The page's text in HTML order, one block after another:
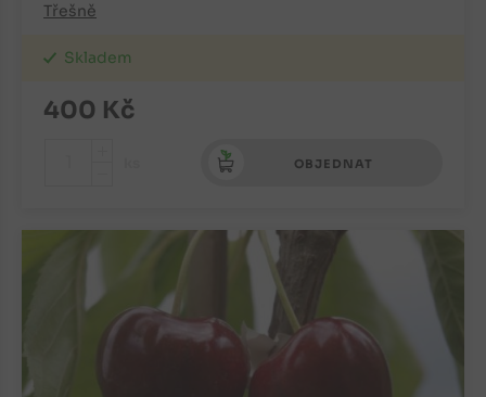
Třešně
Skladem
400 Kč
OBJEDNAT